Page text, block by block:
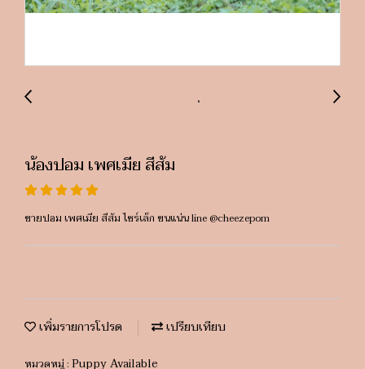
น้องปอม เพศเมีย สีส้ม
ขายปอม เพศเมีย สีส้ม ไซร์เล็ก ขนแน่น line @cheezepom
เพิ่มรายการโปรด เปรียบเทียบ
หมวดหมู่ : Puppy Available